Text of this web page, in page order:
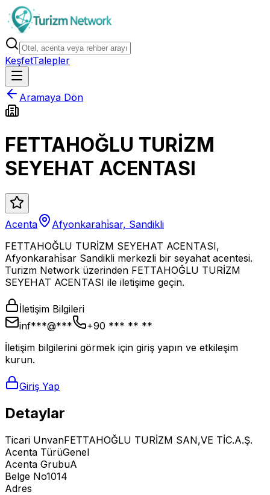
KeşfetTalepler
Aramaya Dön
FETTAHOĞLU TURİZM
SEYEHAT ACENTASI
Acenta
Afyonkarahi̇sar, Sandikli
FETTAHOĞLU TURİZM SEYEHAT ACENTASI,
Afyonkarahi̇sar Sandikli merkezli bir seyahat acentesi.
Turizm Network üzerinden FETTAHOĞLU TURİZM
SEYEHAT ACENTASI ile iletişime geçin.
İletişim Bilgileri
inf***@***
+90 *** ** **
İletişim bilgilerini görmek için giriş yapın ve etkileşim
kurun.
Giriş Yap
Detaylar
Ticari UnvanFETTAHOĞLU TURİZM SAN,VE TİC.A.Ş.
Acenta TürüGenel
Acenta GrubuA
Belge No1014
Adres